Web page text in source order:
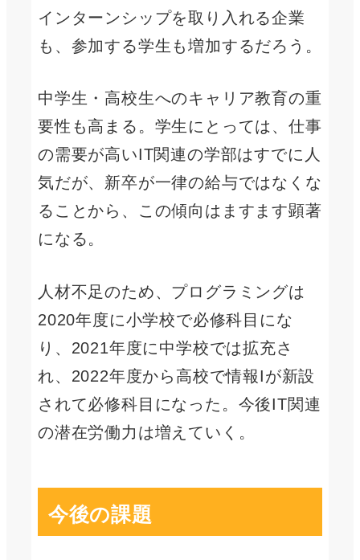
インターンシップを取り入れる企業
も、参加する学生も増加するだろう。
中学生・高校生へのキャリア教育の重
要性も高まる。学生にとっては、仕事
の需要が高いIT関連の学部はすでに人
気だが、新卒が一律の給与ではなくな
ることから、この傾向はますます顕著
になる。
人材不足のため、プログラミングは
2020年度に小学校で必修科目にな
り、2021年度に中学校では拡充さ
れ、2022年度から高校で情報Iが新設
されて必修科目になった。今後IT関連
の潜在労働力は増えていく。
今後の課題